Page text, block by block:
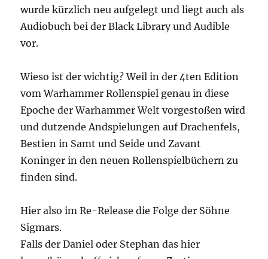
wurde kürzlich neu aufgelegt und liegt auch als
Audiobuch bei der Black Library und Audible
vor.
Wieso ist der wichtig? Weil in der 4ten Edition
vom Warhammer Rollenspiel genau in diese
Epoche der Warhammer Welt vorgestoßen wird
und dutzende Andspielungen auf Drachenfels,
Bestien in Samt und Seide und Zavant
Koninger in den neuen Rollenspielbüchern zu
finden sind.
Hier also im Re-Release die Folge der Söhne
Sigmars.
Falls der Daniel oder Stephan das hier